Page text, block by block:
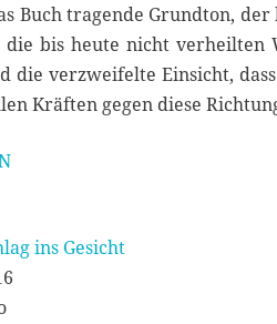
Buch tragende Grundton,
bis heute nicht verheilten
die verzweifelte Einsicht,
Kräften gegen diese
ins Gesicht